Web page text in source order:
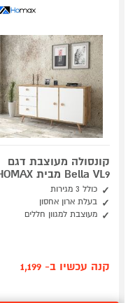
קונסולה מעוצבת דגם
Bella VL9 מבית HOMAX
כולל 3 מגירות
בעלת ארון אחסון
מעוצבת למגוון חללים
קנה עכשיו ב- 1,199